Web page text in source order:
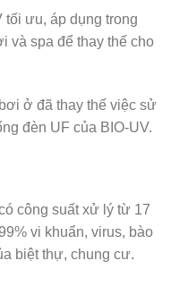
ưu, áp dụng trong
và spa để thay thế cho
ở đã thay thế việc sử
đèn UF của BIO-UV.
công suất xử lý từ 17
vi khuẩn, virus, bào
biệt thự, chung cư.